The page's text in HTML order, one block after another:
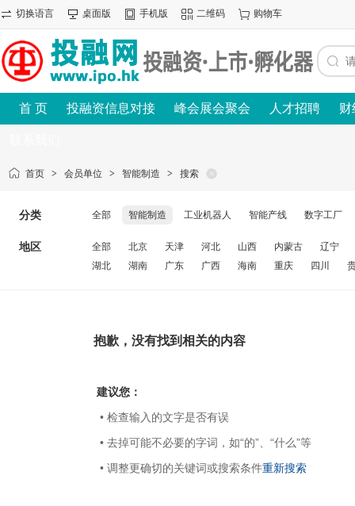
切换语言 桌面版 手机版 二维码 购物车
首 页 投融资信息对接 峰会展会聚会 人才招聘 财
首页 > 会员单位 > 智能制造 > 搜索
分类 全部 智能制造 工业机器人 智能产线 数字工厂
地区 全部 北京 天津 河北 山西 内蒙古
辽宁
湖北
湖南 广东 广西 海南 重庆 四川
抱歉，没有找到相关的内容
建议您：
• 检查输入的文字是否有误
• 去掉可能不必要的字词，如“的”、“什么”等
• 调整更确切的关键词或搜索条件重新搜索